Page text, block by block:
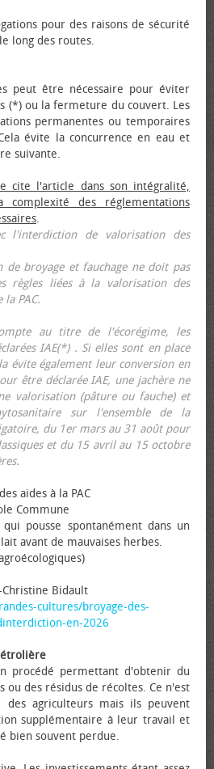
pour des raisons de sécurité
long des routes.
peut être nécessaire pour éviter
(*) ou la fermeture du couvert. Les
permanentes ou temporaires
évite la concurrence en eau et
suivante.
cite l'article dans son intégralité,
des réglementations
.
l'interdiction de valorisation des
de broyage et fauchage ne doit pas
règles liées à la valorisation des
la PAC.
au titre de l'écorégime, les
IAE(*) . Si elles sont en place
évite également leur conversion en
être déclarée IAE, une jachère ne
valorisation (pâture ou fauche) et
sur l'ensemble de la
du 1er mars au 31 août pour
et du 15 avril au 15 octobre
aides à la PAC
Commune
pousse spontanément dans un
avant de mauvaises herbes.
Bidault
cultures/broyage-des-
en-2026
procédé permettant d'obtenir du
ou des résidus de récoltes. Ce n'est
agriculteurs mais ils peuvent
supplémentaire à leur travail et
bien souvent perdue.